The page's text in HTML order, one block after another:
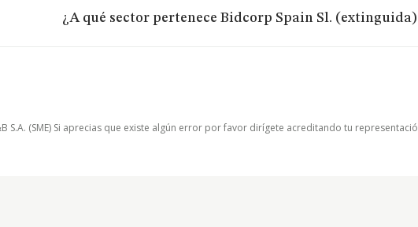
¿A qué sector pertenece Bidcorp Spain Sl.
(SME) Si aprecias que existe algún error por favor dirígete acreditando tu